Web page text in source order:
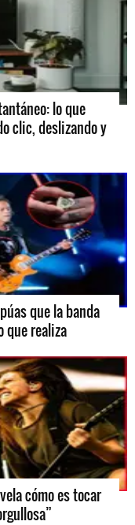
lo que
clic, deslizando y
que la banda
que realiza
cómo es tocar